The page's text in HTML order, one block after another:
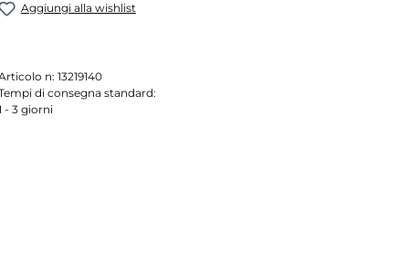
Aggiungi alla wishlist
n: 13219140
di consegna standard:
- 3 giorni